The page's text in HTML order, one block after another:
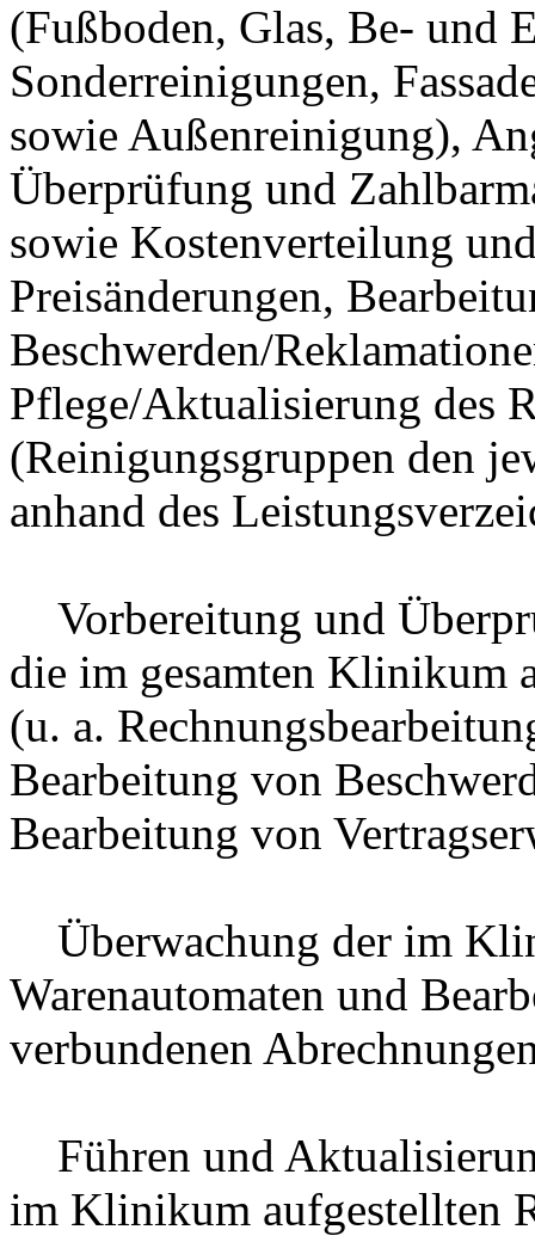
(Fußboden, Glas, Be- und
Sonderreinigungen,
sowie Außenreinigung),
Überprüfung und
sowie Kostenverteilung
Preisänderungen,
Beschwerden/
Pflege/Aktualisierung des
(Reinigungsgruppen den
anhand des
Vorbereitung und
die im gesamten Klinikum
(u. a.
Bearbeitung von
Bearbeitung von
Überwachung der im
Warenautomaten und
verbundenen
Führen und
im Klinikum aufgestellten